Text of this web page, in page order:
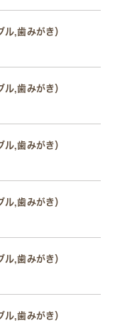
,歯みがき）
,歯みがき）
,歯みがき）
,歯みがき）
,歯みがき）
,歯みがき）